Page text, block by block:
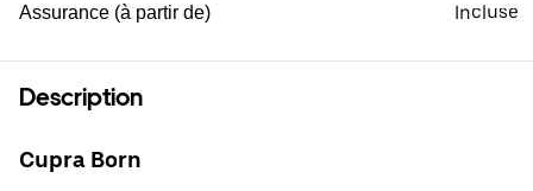
Assurance (à partir de) Incluse
Description
Cupra Born